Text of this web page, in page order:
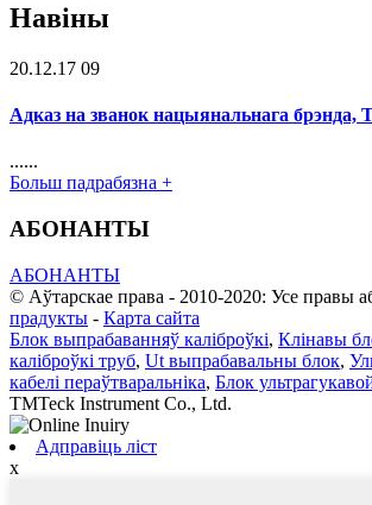
Навіны
20.12.17 09
Адказ на званок нацыянальнага брэнда,
......
Больш падрабязна +
АБОНАНТЫ
АБОНАНТЫ
© Аўтарскае права - 2010-2020: Усе правы
прадукты - Карта сайта
Блок выпрабаванняў каліброўкі, Клінавы
каліброўкі труб, Ut выпрабавальны блок,
кабелі пераўтваральніка, Блок
TMTeck Instrument Co., Ltd.
Адправіць ліст
x